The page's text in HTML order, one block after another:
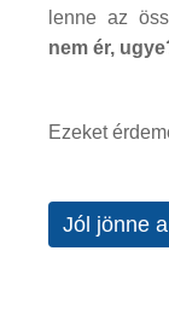
lenne az
nem ér,
Ezeket
Jól jönne